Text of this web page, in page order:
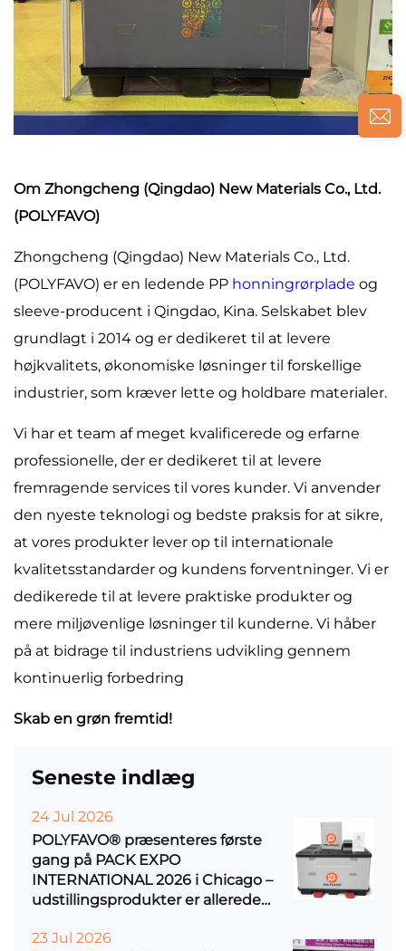
Om Zhongcheng (Qingdao) New Materials Co., Ltd.
(POLYFAVO)
Zhongcheng (Qingdao) New Materials Co., Ltd.
(POLYFAVO) er en ledende PP honningrørplade og
sleeve-producent i Qingdao, Kina. Selskabet blev
grundlagt i 2014 og er dedikeret til at levere
højkvalitets, økonomiske løsninger til forskellige
industrier, som kræver lette og holdbare materialer.
Vi har et team af meget kvalificerede og erfarne
professionelle, der er dedikeret til at levere
fremragende services til vores kunder. Vi anvender
den nyeste teknologi og bedste praksis for at sikre,
at vores produkter lever op til internationale
kvalitetsstandarder og kundens forventninger. Vi er
dedikerede til at levere praktiske produkter og
mere miljøvenlige løsninger til kunderne. Vi håber
på at bidrage til industriens udvikling gennem
kontinuerlig forbedring
Skab en grøn fremtid!
Seneste indlæg
24 Jul 2026
POLYFAVO® præsenteres første
gang på PACK EXPO
INTERNATIONAL 2026 i Chicago –
udstillingsprodukter er allerede
23 Jul 2026